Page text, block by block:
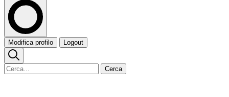
Modifica profilo Logout
Cerca